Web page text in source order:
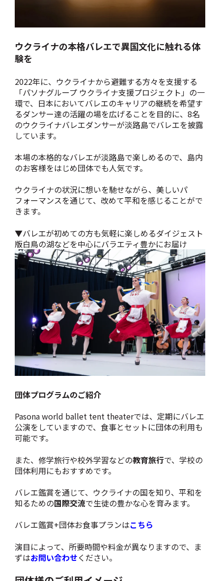
ウクライナの本格バレエで異国文化に触れる体
験を
2022年に、 ウクライナから避難する方々を支援する
「パソナグループ ウクライナ支援プロジェクト」の一
環で、日本においてバレエのキャリアの継続を希望す
るダンサー達の活躍の場を広げることを目的に、8名
のウクライナバレエダンサーが淡路島でバレエを披露
しています。
本場の本格的なバレエが淡路島で楽しめるので、島内
のお客様をはじめ団体でも人気です。
ウクライナの状況に想いを馳せながら、美しいパ
フォーマンスを通じて、改めて平和を感じることがで
きます。
▼バレエが初めての方も気軽に楽しめるダイジェスト
版白鳥の湖などを中心にバラエティ豊かにお届け
団体プログラムのご紹介
Pasona world ballet tent theaterでは、定期にバレエ
公演をしていますので、食事とセットに団体の利用も
可能です。
また、修学旅行や校外学習などの教育旅行で、学校の
団体利用にもおすすめです。
バレエ鑑賞を通じて、ウクライナの国を知り、平和を
知るための国際交流で生徒の豊かな心を育みます。
バレエ鑑賞+団体お食事プランはこちら
演目によって、所要時間や料金が異なりますので、ま
ずはお問い合わせください。